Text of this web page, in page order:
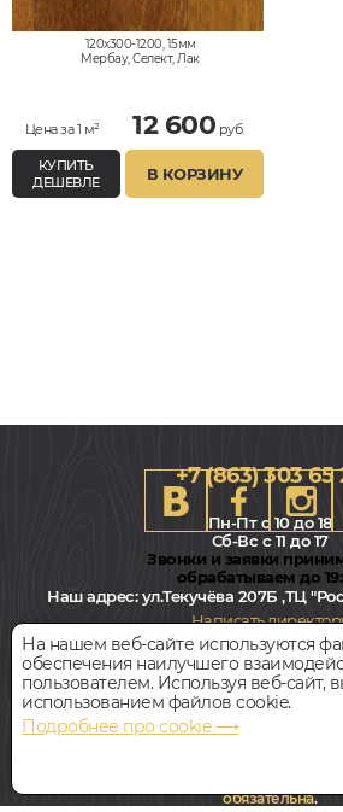
120x300-1200, 15мм
Мербау, Селект, Лак
Цена за 1 м² 12 600 руб.
КУПИТЬ
ДЕШЕВЛЕ
В КОРЗИНУ
+7 (863) 303 65
Пн-Пт с 10 до 18
Сб-Вс с 11 до 17
Звонки и заявки
обрабатываем до
Наш адрес:ул.Текучёва 207Б ,ТЦ
Написать
Всегда свободная
© Интернет-магазин Polvamvdom.ru
При копировании материалов
обязательна.
На нашем веб-сайте используются
обеспечения наилучшего
пользователем. Используя веб-сайт,
использованием файлов cookie.
Подробнее про cookie ⟶